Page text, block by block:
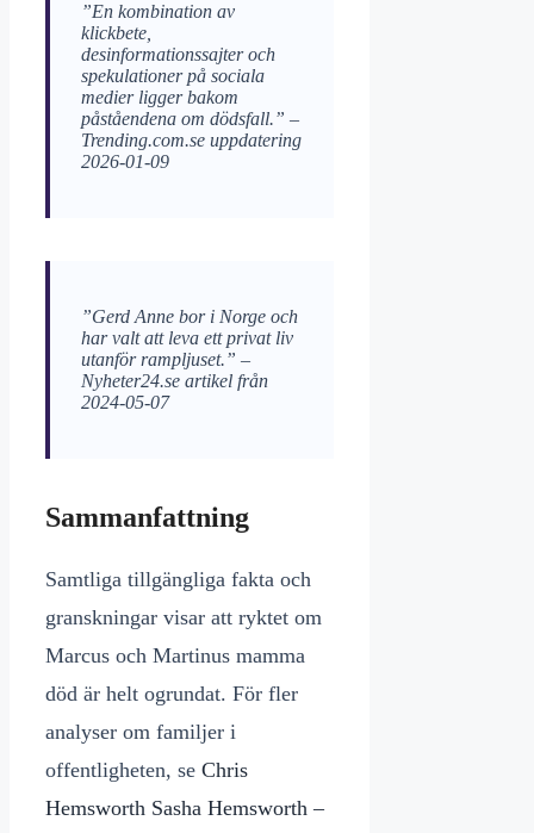
”En kombination av
klickbete,
desinformationssajter och
spekulationer på sociala
medier ligger bakom
påståendena om dödsfall.” –
Trending.com.se uppdatering
2026-01-09
”Gerd Anne bor i Norge och
har valt att leva ett privat liv
utanför rampljuset.” –
Nyheter24.se artikel från
2024-05-07
Sammanfattning
Samtliga tillgängliga fakta och
granskningar visar att ryktet om
Marcus och Martinus mamma
död är helt ogrundat. För fler
analyser om familjer i
offentligheten, se Chris
Hemsworth Sasha Hemsworth –